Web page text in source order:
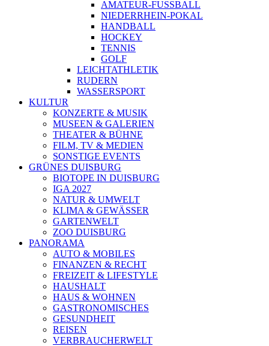
AMATEUR-FUSSBALL
NIEDERRHEIN-POKAL
HANDBALL
HOCKEY
TENNIS
GOLF
LEICHTATHLETIK
RUDERN
WASSERSPORT
KULTUR
KONZERTE & MUSIK
MUSEEN & GALERIEN
THEATER & BÜHNE
FILM, TV & MEDIEN
SONSTIGE EVENTS
GRÜNES DUISBURG
BIOTOPE IN DUISBURG
IGA 2027
NATUR & UMWELT
KLIMA & GEWÄSSER
GARTENWELT
ZOO DUISBURG
PANORAMA
AUTO & MOBILES
FINANZEN & RECHT
FREIZEIT & LIFESTYLE
HAUSHALT
HAUS & WOHNEN
GASTRONOMISCHES
GESUNDHEIT
REISEN
VERBRAUCHERWELT